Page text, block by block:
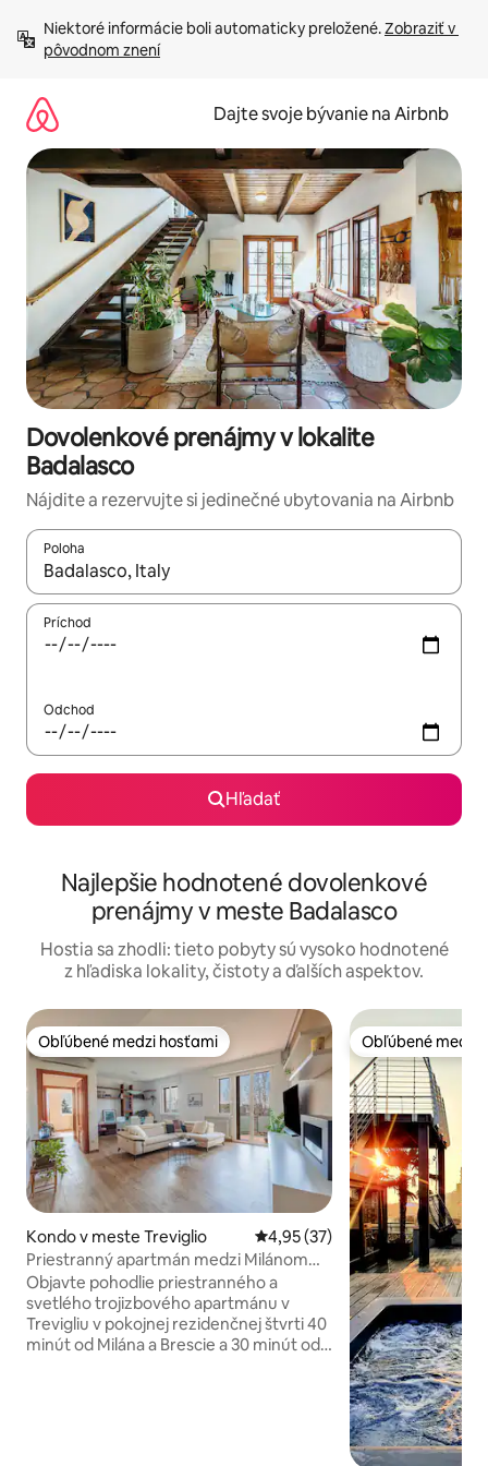
obsah.
Niektoré informácie boli automaticky preložené. Zobraziť v
pôvodnom znení
Dajte svoje bývanie na Airbnb
Dovolenkové prenájmy v lokalite
Badalasco
Nájdite a rezervujte si jedinečné ubytovania na Airbnb
Poloha
Keď budú výsledky k dispozícii, môžete si ich prechádzať
Príchod
Odchod
Hľadať
Najlepšie hodnotené dovolenkové
prenájmy v meste Badalasco
Hostia sa zhodli: tieto pobyty sú vysoko hodnotené
z hľadiska lokality, čistoty a ďalších aspektov.
Obľúbené medzi hosťami
Obľúbené medzi hosťami
Kondo v meste Treviglio Priemerné ohodnotenie 4,95
4,95 (37)
Priestranný apartmán medzi Milánom
Bergamo a Bresciou
Objavte pohodlie priestranného a
svetlého trojizbového apartmánu v
Trevigliu v pokojnej rezidenčnej štvrti 40
minút od Milána a Brescie a 30 minút od
Obľúbené medzi
Obľúbené medzi